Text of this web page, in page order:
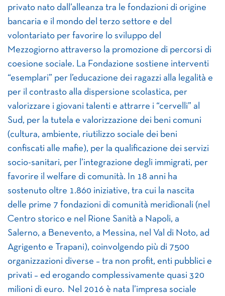
privato nato dall’alleanza tra le fondazioni di origine
bancaria e il mondo del terzo settore e del
volontariato per favorire lo sviluppo del
Mezzogiorno attraverso la promozione di percorsi di
coesione sociale. La Fondazione sostiene interventi
“esemplari” per l’educazione dei ragazzi alla legalità e
per il contrasto alla dispersione scolastica, per
valorizzare i giovani talenti e attrarre i “cervelli” al
Sud, per la tutela e valorizzazione dei beni comuni
(cultura, ambiente, riutilizzo sociale dei beni
confiscati alle mafie), per la qualificazione dei servizi
socio-sanitari, per l’integrazione degli immigrati, per
favorire il welfare di comunità. In 18 anni ha
sostenuto oltre 1.860 iniziative, tra cui la nascita
delle prime 7 fondazioni di comunità meridionali (nel
Centro storico e nel Rione Sanità a Napoli, a
Salerno, a Benevento, a Messina, nel Val di Noto, ad
Agrigento e Trapani), coinvolgendo più di 7500
organizzazioni diverse – tra non profit, enti pubblici e
privati – ed erogando complessivamente quasi 320
milioni di euro. Nel 2016 è nata l’impresa sociale